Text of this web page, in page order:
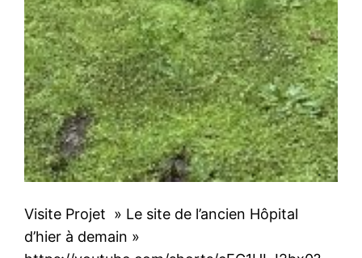
Visite Projet » Le site de l’ancien Hôpital
d’hier à demain »